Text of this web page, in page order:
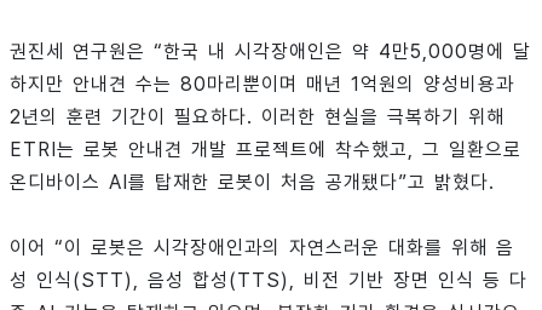
권진세 연구원은 “한국 내 시각장애인은 약 4만5,000명에 달
하지만 안내견 수는 80마리뿐이며 매년 1억원의 양성비용과
2년의 훈련 기간이 필요하다. 이러한 현실을 극복하기 위해
ETRI는 로봇 안내견 개발 프로젝트에 착수했고, 그 일환으로
온디바이스 AI를 탑재한 로봇이 처음 공개됐다”고 밝혔다.
이어 “이 로봇은 시각장애인과의 자연스러운 대화를 위해 음
성 인식(STT), 음성 합성(TTS), 비전 기반 장면 인식 등 다